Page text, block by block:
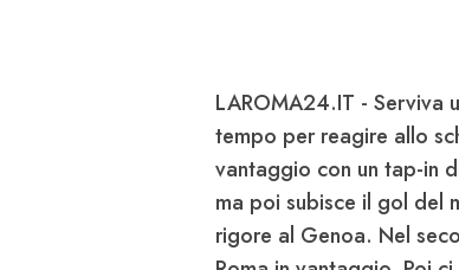
LAROMA24.IT - Serviva
tempo per reagire allo
vantaggio con un tap-in
ma poi subisce il gol del
rigore al Genoa. Nel